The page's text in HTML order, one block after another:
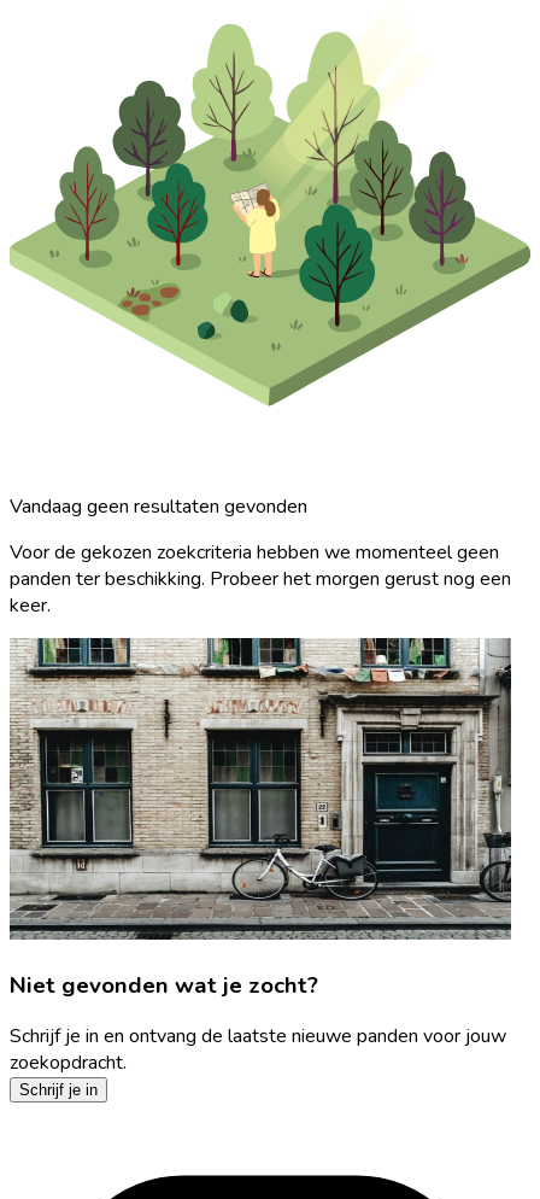
Vandaag geen resultaten gevonden
Voor de gekozen zoekcriteria hebben we momenteel geen
panden ter beschikking. Probeer het morgen gerust nog een
keer.
Niet gevonden wat je zocht?
Schrijf je in en ontvang de laatste nieuwe panden voor jouw
zoekopdracht.
Schrijf je in